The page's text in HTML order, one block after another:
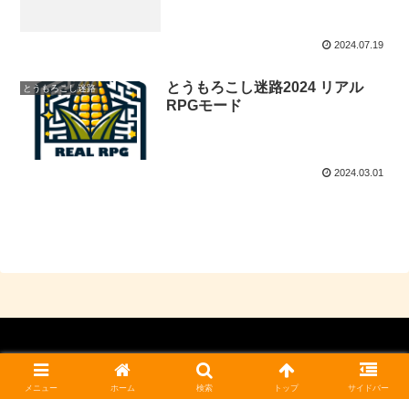
2024.07.19
とうもろこし迷路
とうもろこし迷路2024 リアル
RPGモード
2024.03.01
© 2023 ミョウギノツチ農園.
メニュー ホーム 検索 トップ サイドバー